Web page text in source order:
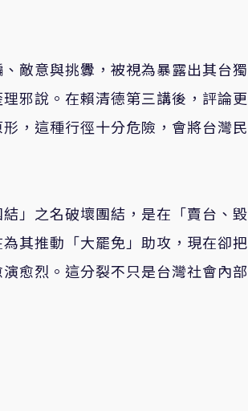
敵意與挑釁，被視為暴露出其台獨
邪說。在賴清德第三講後，評論更
，這種行徑十分危險，會將台灣民
」之名破壞團結，是在「賣台、毀
其推動「大罷免」助攻，現在卻把
愈烈。這分裂不只是台灣社會內部